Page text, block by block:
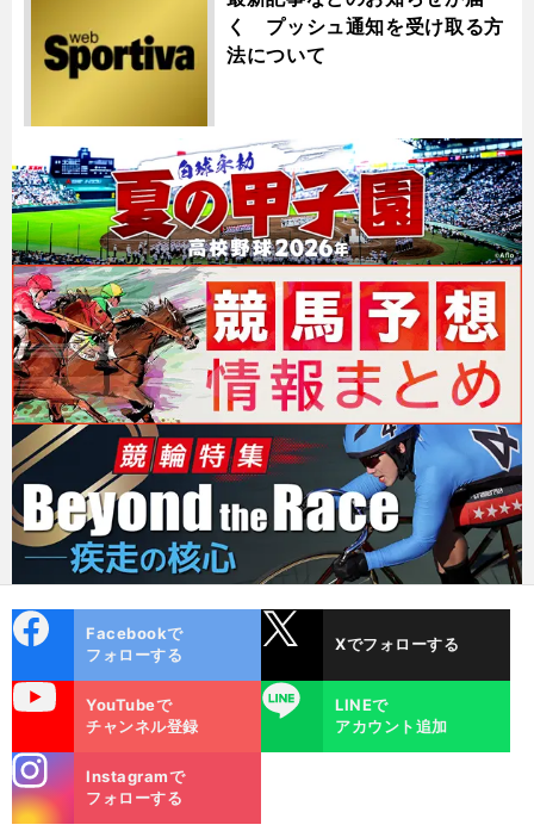
く プッシュ通知を受け取る方
法について
ok
Facebookで
フォローする
Xでフォローする
YouTubeで
チャンネル登録
LINE
LINEで
アカウント追加
m
Instagramで
フォローする